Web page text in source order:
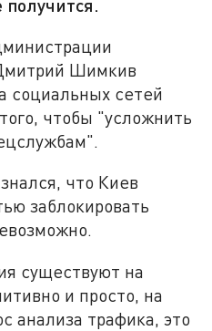
получится.
Шимкив
социальных сетей
чтобы "усложнить
что Киев
заблокировать
существуют на
и просто, на
анализа трафика, это